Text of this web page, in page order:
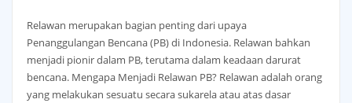
Relawan merupakan bagian penting dari upaya
Penanggulangan Bencana (PB) di Indonesia. Relawan bahkan
menjadi pionir dalam PB, terutama dalam keadaan darurat
bencana. Mengapa Menjadi Relawan PB? Relawan adalah orang
yang melakukan sesuatu secara sukarela atau atas dasar